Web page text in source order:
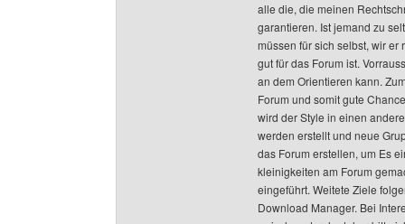
alle die, die meinen
garantieren. Ist jemand zu
müssen für sich selbst, wir
gut für das Forum ist.
an dem Orientieren kann.
Forum und somit gute
wird der Style in einen
werden erstellt und neue
das Forum erstellen, um Es
kleinigkeiten am Forum
eingeführt. Weitete Ziele
Download Manager. Bei